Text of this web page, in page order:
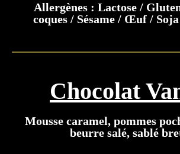
Allergènes : Lactose /
coques / Sésame / Œuf /
Chocolat
Mousse caramel, pommes
beurre salé, sablé